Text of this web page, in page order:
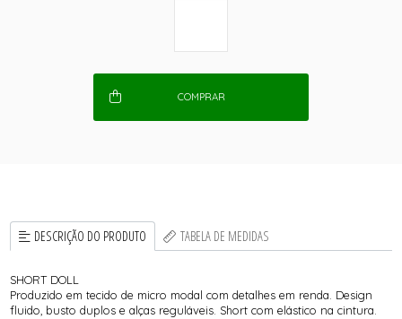
COMPRAR
DESCRIÇÃO DO PRODUTO TABELA DE MEDIDAS
SHORT DOLL
Produzido em tecido de micro modal com detalhes em renda. Design
fluido, busto duplos e alças reguláveis. Short com elástico na cintura.